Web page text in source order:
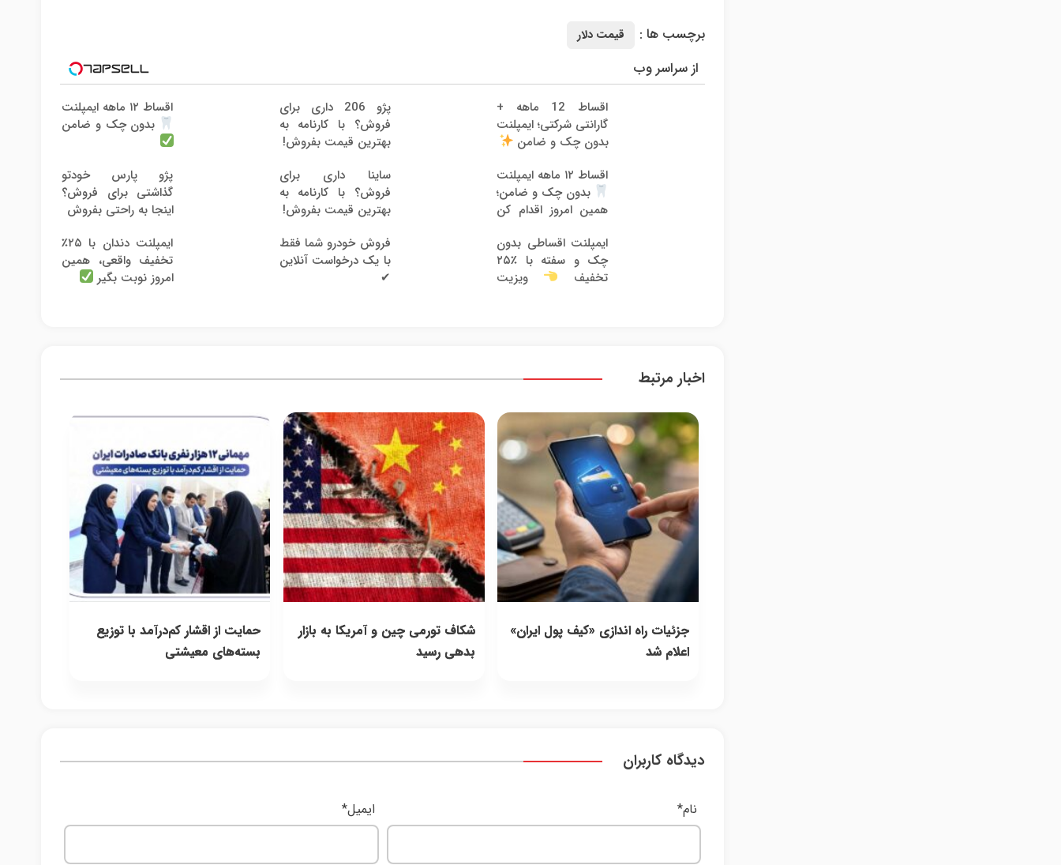
برچسب ها : قیمت دلار
از سراسر وب
اقساط 12 ماهه +
گارانتی شرکتی؛ ایمپلنت
بدون چک و ضامن
پژو 206 داری برای
فروش؟ با کارنامه به
بهترین قیمت بفروش!
اقساط ۱۲ ماهه ایمپلنت
بدون چک و ضامن
اقساط ۱۲ ماهه ایمپلنت
بدون چک و ضامن؛
همین امروز اقدام کن
ساینا داری برای
فروش؟ با کارنامه به
بهترین قیمت بفروش!
پژو پارس خودتو
گذاشتی برای فروش؟
اینجا به راحتی بفروش
ایمپلنت اقساطی بدون
چک و سفته با ٪۲۵
تخفیف
ویزیت
فروش خودرو شما فقط
با یک درخواست آنلاین
✔
ایمپلنت دندان با ۲۵٪
تخفیف واقعی، همین
امروز نوبت بگیر
اخبار مرتبط
جزئیات راه اندازی «کیف پول ایران»
اعلام شد
شکاف تورمی چین و آمریکا به بازار
بدهی رسید
حمایت از اقشار کم‌درآمد با توزیع
بسته‌های معیشتی
دیدگاه کاربران
نام* ایمیل*